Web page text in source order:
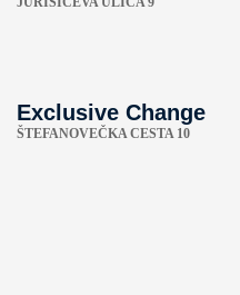
Exclusive Change
ŠTEFANOVEČKA CESTA 10